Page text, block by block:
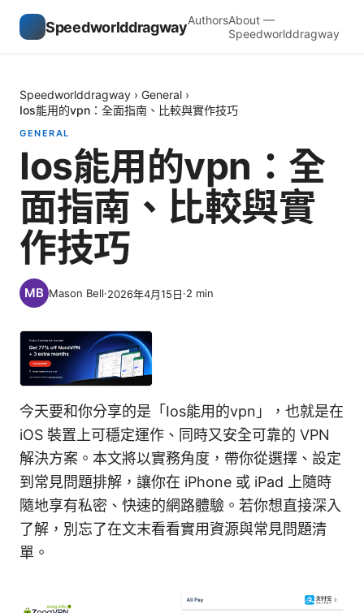
SpeedworlddragwayAuthorsAbout —
Speedworlddragway
Speedworlddragway › General ›
Ios能用的vpn：全面指南、比較與實作技巧
GENERAL
Ios能用的vpn：全
面指南、比較與實
作技巧
Mason Bell·2026年4月15日·2 min
今天要和你分享的是「Ios能用的vpn」，也就是在
iOS 裝置上可穩定運作、同時又安全可靠的 VPN
解決方案。本文將以實務角度，帶你從選擇、設定
到常見問題排解，讓你在 iPhone 或 iPad 上隨時
隨地享有私密、快速的網路體驗。若你想直接深入
了解，別忘了在文末看看實用資源與常見問題清
單。